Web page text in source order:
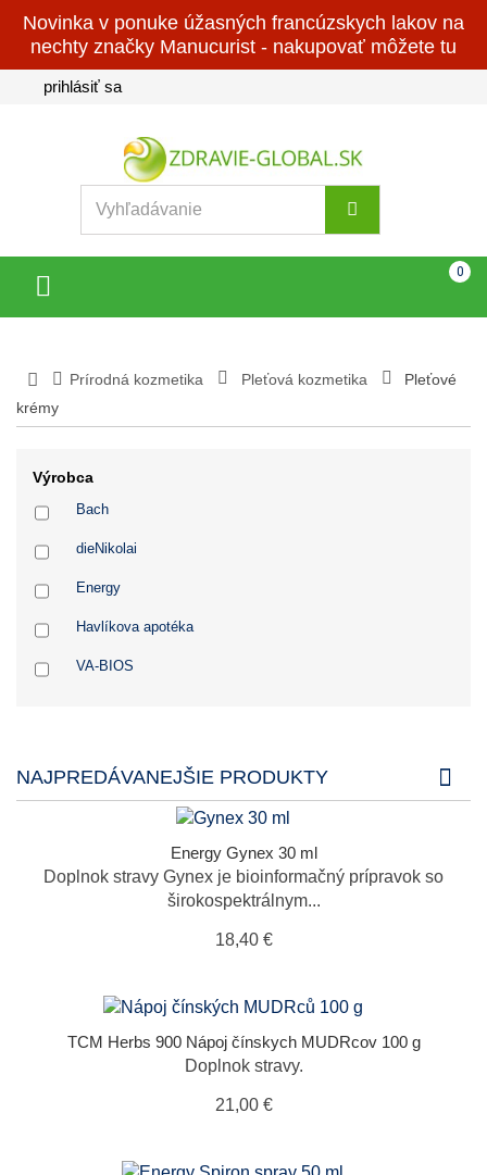
Novinka v ponuke úžasných francúzskych lakov na
nechty značky Manucurist - nakupovať môžete tu
prihlásiť sa
Košík0
(prázdny)
Toggle
navigation
Prírodná kozmetika Pleťová kozmetika
Pleťové
krémy
Výrobca
Bach
dieNikolai
Energy
Havlíkova apotéka
VA-BIOS
NAJPREDÁVANEJŠIE PRODUKTY
Energy Gynex 30 ml
Doplnok stravy Gynex je bioinformačný prípravok so
širokospektrálnym...
18,40 €
TCM Herbs 900 Nápoj čínskych MUDRcov 100 g
Doplnok stravy.
21,00 €